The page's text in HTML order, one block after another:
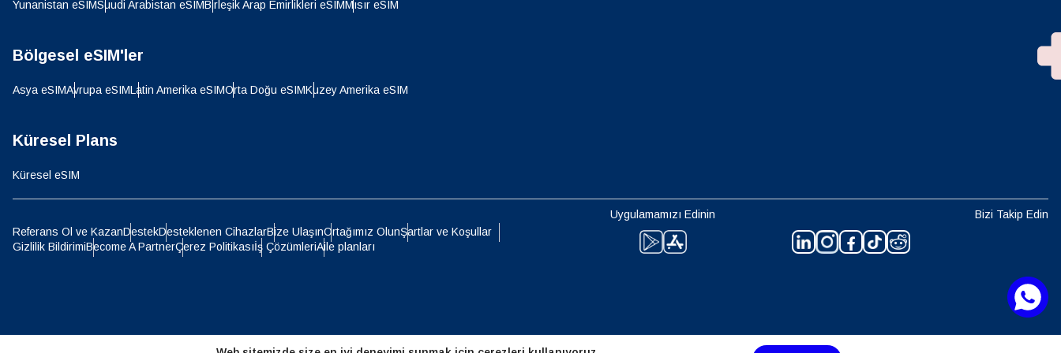
Yunanistan eSIMSuudi Arabistan eSIMBirleşik Arap Emirlikleri eSIMMısır eSIM
Bölgesel eSIM'ler
Asya eSIMAvrupa eSIMLatin Amerika eSIMOrta Doğu eSIMKuzey Amerika eSIM
Küresel Plans
Küresel eSIM
Referans Ol ve KazanDestekDesteklenen CihazlarBize UlaşınOrtağımız OlunŞartlar ve Koşullar
Gizlilik BildirimiBecome A PartnerÇerez Politikasıİş ÇözümleriAile planları
Uygulamamızı Edinin Bizi Takip Edin
العربية
Português
SGD - Singapur Doları
CAD - Kanada Doları GBP - İngiliz Sterlini
CHF - İsviçre Frangı NZD - Yeni Zelanda Doları